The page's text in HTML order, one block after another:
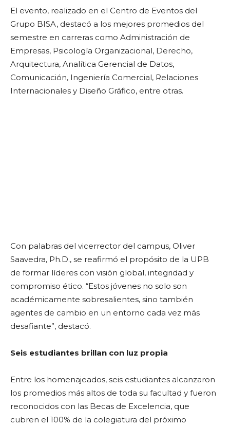
El evento, realizado en el Centro de Eventos del
Grupo BISA, destacó a los mejores promedios del
semestre en carreras como Administración de
Empresas, Psicología Organizacional, Derecho,
Arquitectura, Analítica Gerencial de Datos,
Comunicación, Ingeniería Comercial, Relaciones
Internacionales y Diseño Gráfico, entre otras.
Con palabras del vicerrector del campus, Oliver
Saavedra, Ph.D., se reafirmó el propósito de la UPB
de formar líderes con visión global, integridad y
compromiso ético. “Estos jóvenes no solo son
académicamente sobresalientes, sino también
agentes de cambio en un entorno cada vez más
desafiante”, destacó.
Seis estudiantes brillan con luz propia
Entre los homenajeados, seis estudiantes alcanzaron
los promedios más altos de toda su facultad y fueron
reconocidos con las Becas de Excelencia, que
cubren el 100% de la colegiatura del próximo